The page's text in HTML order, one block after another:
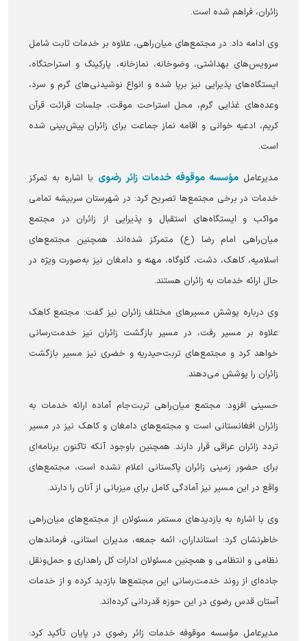
زائران، فراهم شده است.
وی ادامه داد: در مجتمع‌های میان‌راهی، علاوه بر خدمات ثابت شامل
سرویس‌های بهداشتی، وضوخانه، نمازخانه، پارکینگ و استراحتگاه،
ایستگاه‌های پذیرایی نیز برپا شده و انواع نوشیدنی‌های گرم و سرد،
وعده‌های غذایی گرم، محل استراحت موقت، جلسات قرائت قرآن
کریم، ادعیه خوانی و اقامه نماز جماعت برای زائران پیش‌بینی شده
است.
مدیرعاملمؤسسه موقوفه خدمات زائر رضوی با اشاره به تمرکز
خدمات در برخی مجتمع‌ها تصریح کرد: در شهرستان سربیشه تمامی
مواکب و ایستگاه‌های استقبال و پذیرایی از زائران در مجتمع
میان‌راهی امام رضا (ع) متمرکز شده‌اند. همچنین مجتمع‌های
اسلامیه، کاهک، دشت، گلوگاه، مهنه و دامغان نیز به‌صورت ویژه در
حال ارائه خدمات به زائران هستند.
وی درباره پوشش مسیر‌های مختلف زائران نیز گفت: مجتمع کاهک
علاوه بر مسیر رفت، در مسیر بازگشت زائران نیز خدمت‌رسانی
خواهد کرد و مجتمع‌های تربت‌حیدریه و خضری نیز مسیر بازگشت
زائران را پوشش می‌دهند.
حسینی افزود: مجتمع میان‌راهی تربت‌جام آماده ارائه خدمات به
زائران افغانستانی است و مجتمع‌های دامغان و کاهک نیز در مسیر
تردد زائران عراقی قرار دارند. همچنین باوجود آنکه تاکنون برنامه‌ای
برای حضور زمینی زائران پاکستانی اعلام نشده است، مجتمع‌های
واقع در این مسیر نیز آمادگی کامل برای میزبانی از آنان را دارند.
وی با اشاره به بازدید‌های مستمر مسئولان از مجتمع‌های میان‌راهی
خاطرنشان کرد: استانداران، ائمه جمعه، مدیران استانی، فرماندهان
نظامی و انتظامی و همچنین مسئولان ادارات کل راهداری و حمل‌ونقل
جاده‌ای از روند خدمت‌رسانی این مجتمع‌ها بازدید کرده و از خدمات
آستان قدس رضوی در این حوزه قدردانی کرده‌اند.
مدیرعامل مؤسسه موقوفه خدمات زائر رضوی در پایان تأکید کرد: